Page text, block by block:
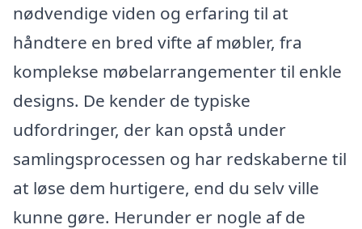
nødvendige viden og erfaring til at
håndtere en bred vifte af møbler, fra
komplekse møbelarrangementer til enkle
designs. De kender de typiske
udfordringer, der kan opstå under
samlingsprocessen og har redskaberne til
at løse dem hurtigere, end du selv ville
kunne gøre. Herunder er nogle af de